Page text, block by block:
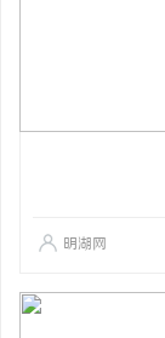
明湖网